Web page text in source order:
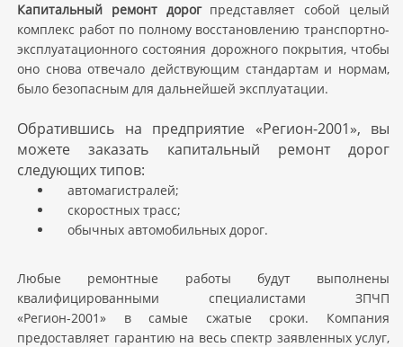
Капитальный ремонт дорогпредставляет собой целый
комплекс работ по полному восстановлению транспортно-
эксплуатационного состояния дорожного покрытия, чтобы
оно снова отвечало действующим стандартам и нормам,
было безопасным для дальнейшей эксплуатации.
Обратившись на предприятие «Регион-2001», вы
можете заказать капитальный ремонт дорог
следующих типов:
автомагистралей;
скоростных трасс;
обычных автомобильных дорог.
Любые ремонтные работы будут выполнены
квалифицированными специалистами ЗПЧП
«Регион-2001» в самые сжатые сроки. Компания
предоставляет гарантию на весь спектр заявленных услуг,